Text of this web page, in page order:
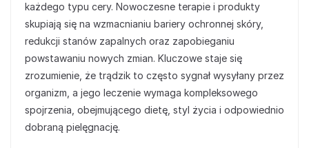
każdego typu cery. Nowoczesne terapie i produkty
skupiają się na wzmacnianiu bariery ochronnej skóry,
redukcji stanów zapalnych oraz zapobieganiu
powstawaniu nowych zmian. Kluczowe staje się
zrozumienie, że trądzik to często sygnał wysyłany przez
organizm, a jego leczenie wymaga kompleksowego
spojrzenia, obejmującego dietę, styl życia i odpowiednio
dobraną pielęgnację.